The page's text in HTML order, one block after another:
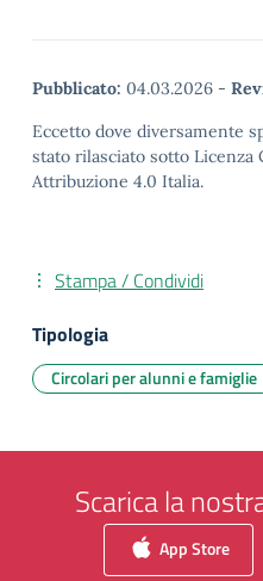
Pubblicato: 04.03.2026 -
Eccetto dove diversamente
stato rilasciato sotto Licenza
Attribuzione 4.0 Italia.
Stampa / Condividi
Tipologia
Circolari per alunni e famiglie
Scarica la
App Store